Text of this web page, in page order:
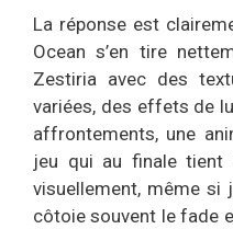
La réponse est
Ocean s’en tire
Zestiria avec des
variées, des effets de
affrontements, une
jeu qui au finale tient
visuellement, même si
côtoie souvent le fade